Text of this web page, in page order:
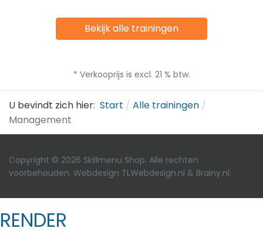
Bekijk alle trainingen
* Verkooprijs is excl. 21 % btw.
U bevindt zich hier: Start
Alle trainingen
Management
Copyright © 2026 Skillmenu Shop. Alle rechten
voorbehouden. Webdesign TLWebdesign.nl & Brainy.nl.
RENDER